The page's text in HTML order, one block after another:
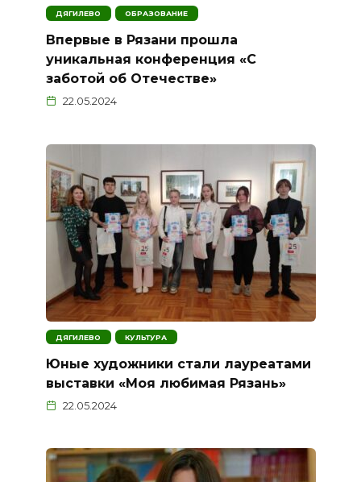
ДЯГИЛЕВО ОБРАЗОВАНИЕ
Впервые в Рязани прошла
уникальная конференция «С
заботой об Отечестве»
22.05.2024
ДЯГИЛЕВО КУЛЬТУРА
Юные художники стали лауреатами
выставки «Моя любимая Рязань»
22.05.2024